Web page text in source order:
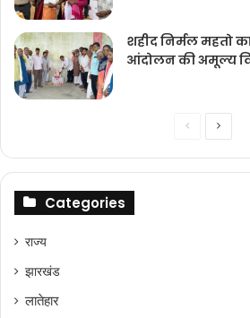
शहीद निर्मल महतो
आंदोलन की अमूल्य
PreviousNext
Categories
राज्‍य
झारखंड
लातेहार